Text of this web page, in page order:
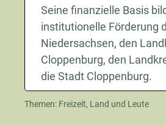
Seine finanzielle Basis
institutionelle Förderung
Niedersachsen, den
Cloppenburg, den
die Stadt Cloppenburg.
Themen: Freizeit, Land und Leute